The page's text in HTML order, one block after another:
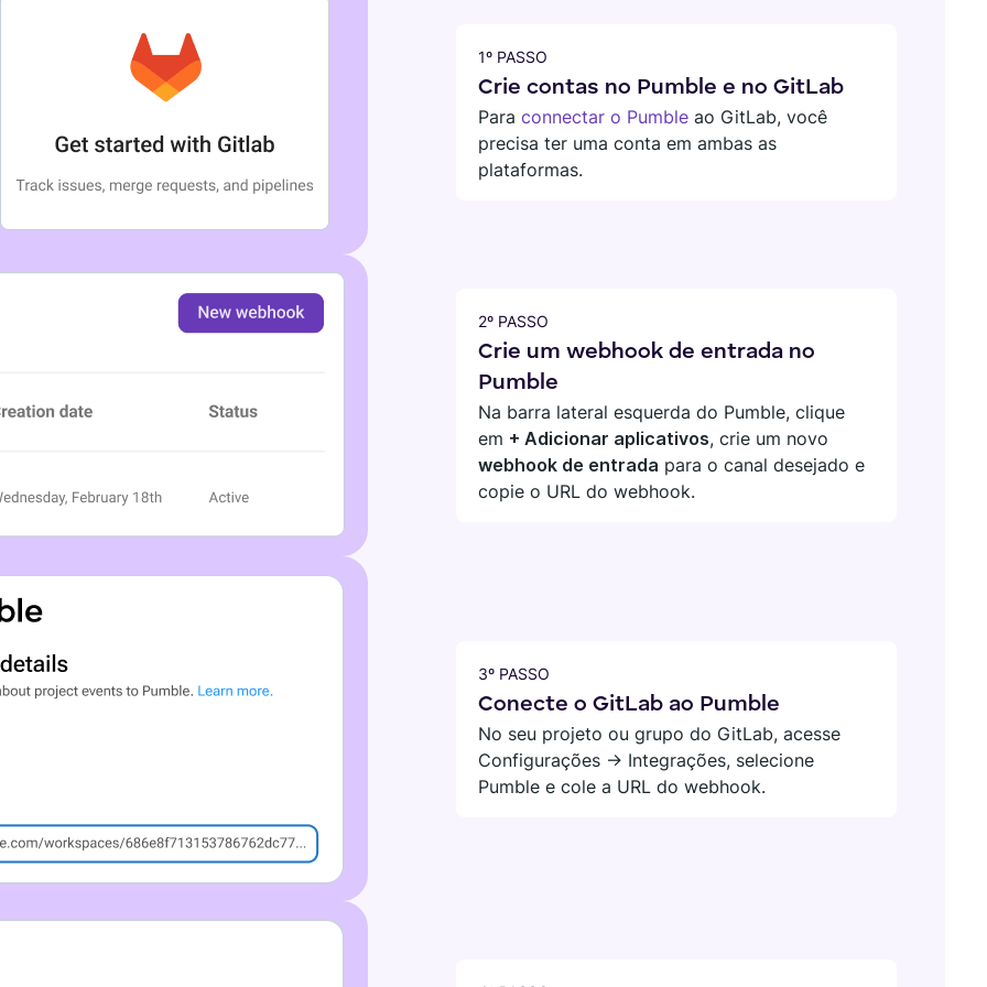
1º PASSO
Crie contas no Pumble e no GitLab
Para connectar o Pumble ao GitLab, você
precisa ter uma conta em ambas as
plataformas.
2º PASSO
Crie um webhook de entrada no
Pumble
Na barra lateral esquerda do Pumble, clique
em + Adicionar aplicativos, crie um novo
webhook de entrada para o canal desejado e
copie o URL do webhook.
3º PASSO
Conecte o GitLab ao Pumble
No seu projeto ou grupo do GitLab, acesse
Configurações → Integrações, selecione
Pumble e cole a URL do webhook.